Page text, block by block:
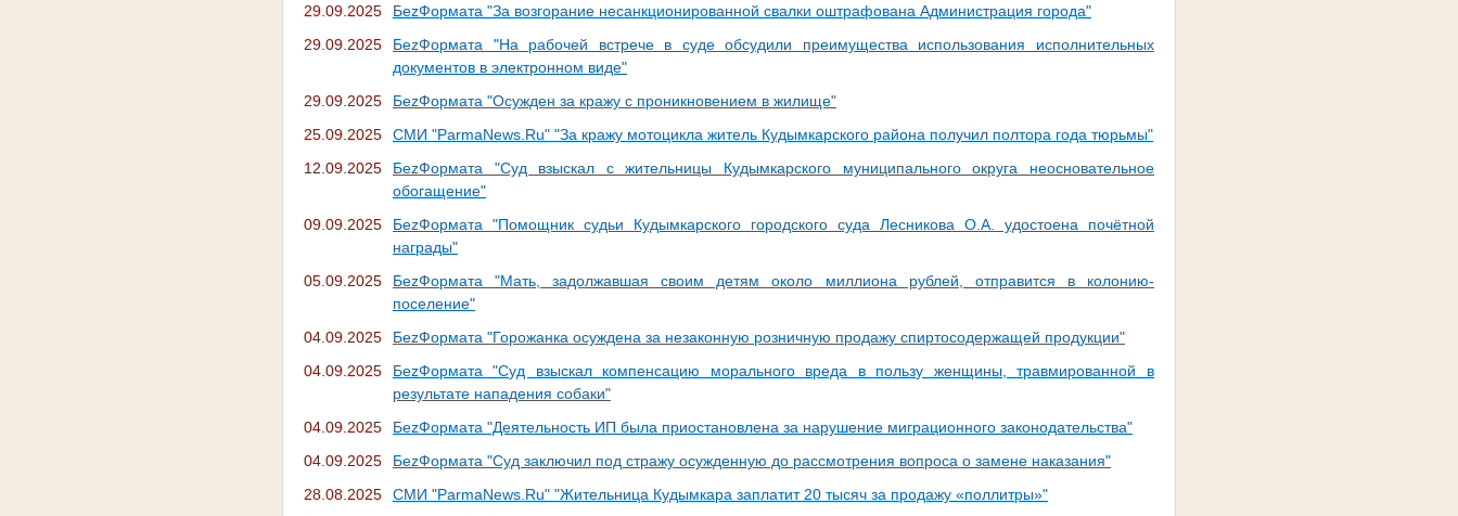
29.09.2025
БеzФормата "За возгорание несанкционированной свалки оштрафована Администрация города"
29.09.2025
БеzФормата "На рабочей встрече в суде обсудили преимущества использования исполнительных
документов в электронном виде"
29.09.2025
БеzФормата "Осужден за кражу с проникновением в жилище"
25.09.2025
СМИ "ParmaNews.Ru" "За кражу мотоцикла житель Кудымкарского района получил полтора года тюрьмы"
12.09.2025
БеzФормата "Суд взыскал с жительницы Кудымкарского муниципального округа неосновательное
обогащение"
09.09.2025
БеzФормата "Помощник судьи Кудымкарского городского суда Лесникова О.А. удостоена почётной
награды"
05.09.2025
БеzФормата "Мать, задолжавшая своим детям около миллиона рублей, отправится в колонию-
поселение"
04.09.2025
БеzФормата "Горожанка осуждена за незаконную розничную продажу спиртосодержащей продукции"
04.09.2025
БеzФормата "Суд взыскал компенсацию морального вреда в пользу женщины, травмированной в
результате нападения собаки"
04.09.2025
БеzФормата "Деятельность ИП была приостановлена за нарушение миграционного законодательства"
04.09.2025
БеzФормата "Суд заключил под стражу осужденную до рассмотрения вопроса о замене наказания"
28.08.2025
СМИ "ParmaNews.Ru" "Жительница Кудымкара заплатит 20 тысяч за продажу «поллитры»"